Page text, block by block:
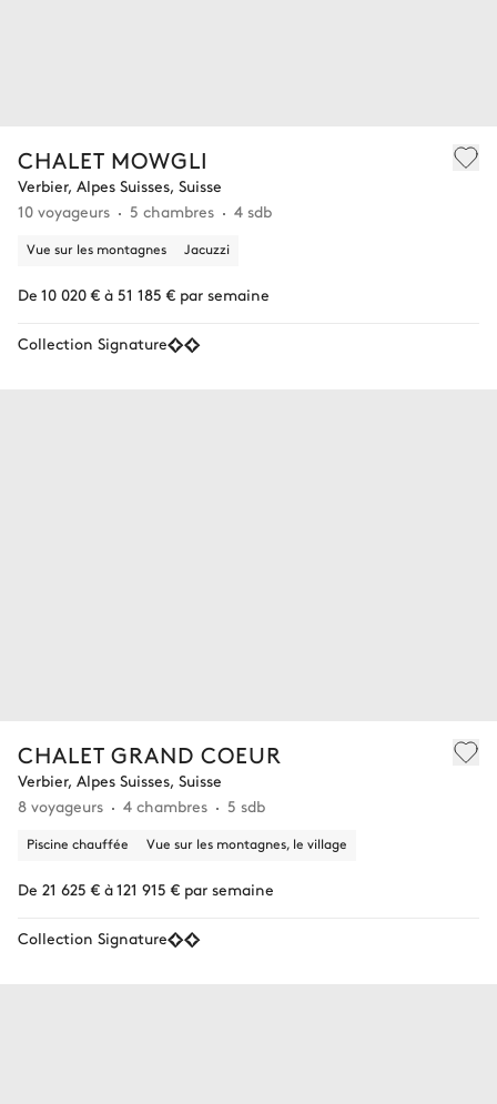
CHALET MOWGLI
Verbier, Alpes Suisses, Suisse
10 voyageurs
5 chambres 4 sdb
Vue sur les montagnes Jacuzzi
De 10 020 € à 51 185 € par semaine
Collection Signature
CHALET GRAND COEUR
Verbier, Alpes Suisses, Suisse
8 voyageurs
4 chambres 5 sdb
Piscine chauffée Vue sur les montagnes, le village
De 21 625 € à 121 915 € par semaine
Collection Signature